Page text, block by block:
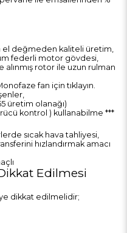
el değmeden kaliteli üretim,
federli motor gövdesi,
alınmış rotor ile uzun rulman
fan içintıklayın.
üretim olanağı)
kontrol ) kullanabilme ***
sıcak hava tahliyesi,
hızlandırmak amacı
Edilmesi
dikkat edilmelidir;